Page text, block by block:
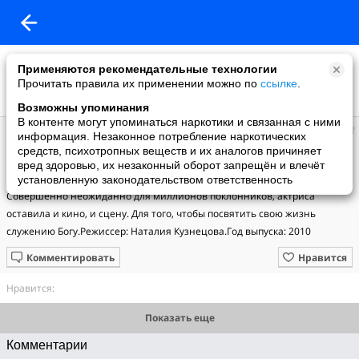
Применяются рекомендательные технологии
Прочитать правила их применении можно по ссылке
Возможны упоминания
В контенте могут упоминаться наркотики и связанная с ними
информация. Незаконное потребление наркотических
средств, психотропных веществ и их аналогов причиняет
вред здоровью, их незаконный оборот запрещён и влечёт
установленную законодательством ответственность
Православное сообщество
добавил видео
21.06.2018
Екатерина Васильева. Из тени в свет перелетая
Совершенно неожиданно для миллионов поклонников, актриса
оставила и кино, и сцену. Для того, чтобы посвятить свою жизнь
служению Богу.Режиссер: Наталия Кузнецова.Год выпуска: 2010
Нравится
Комментировать
Нравится:
Показать еще
Комментарии